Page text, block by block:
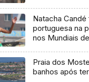
Natacha
portuguesa na
nos Mundiais
Praia dos
banhos após